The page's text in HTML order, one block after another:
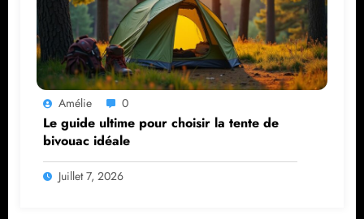
Amélie 0
Le guide ultime pour choisir la tente de
bivouac idéale
Juillet 7, 2026